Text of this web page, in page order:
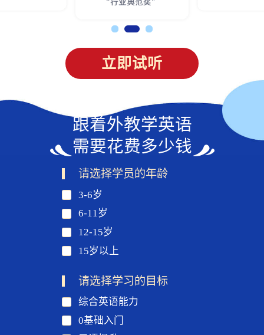
立即试听
跟着外教学英语
需要花费多少钱
请选择学员的年龄
3-6岁
6-11岁
12-15岁
15岁以上
请选择学习的目标
综合英语能力
0基础入门